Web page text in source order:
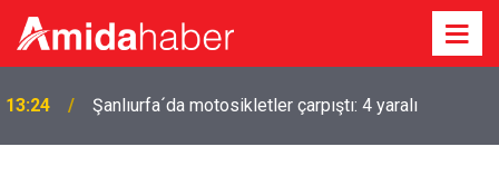
13:24 Şanlıurfa´da motosikletler çarpıştı: 4 yaralı